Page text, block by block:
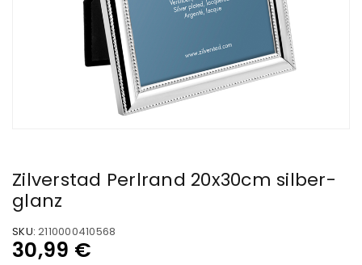
Zilverstad Perlrand 20x30cm silber-
glanz
SKU: 2110000410568
30,99 €